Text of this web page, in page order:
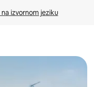
na izvornom jeziku